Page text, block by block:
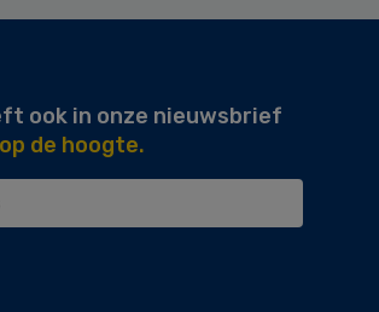
ook in onze nieuwsbrief
de hoogte.